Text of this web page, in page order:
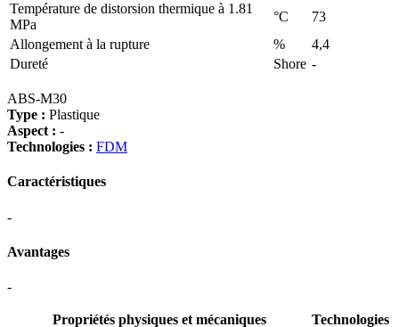
Température de distorsion thermique à 1.81
MPa
°C
73
Allongement à la rupture
%
4,4
Dureté
Shore -
ABS-M30
Type : Plastique
Aspect : -
Technologies : FDM
Caractéristiques
-
Avantages
-
Propriétés physiques et mécaniques
Technologies